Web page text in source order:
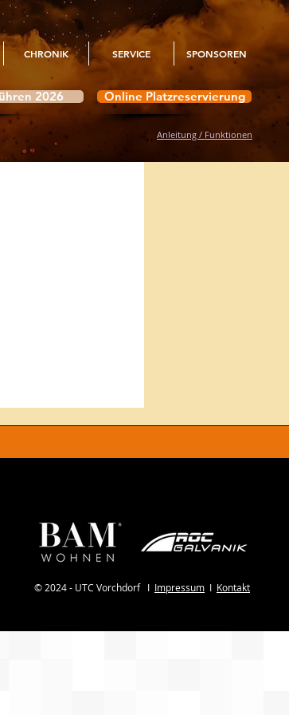
CHRONIK SERVICE SPONSOREN
2026 Online Platzreservierung
Anleitung / Funktionen
© 2024 - UTC Vorchdorf I Impressum I Kontakt